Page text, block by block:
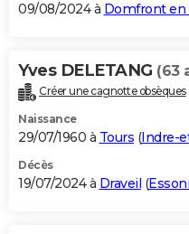
09/08/2024 à Domfront en
Yves DELETANG (63
Créer une cagnotte obsèques
Naissance
29/07/1960 à Tours (Indre-
Décès
19/07/2024 à Draveil (